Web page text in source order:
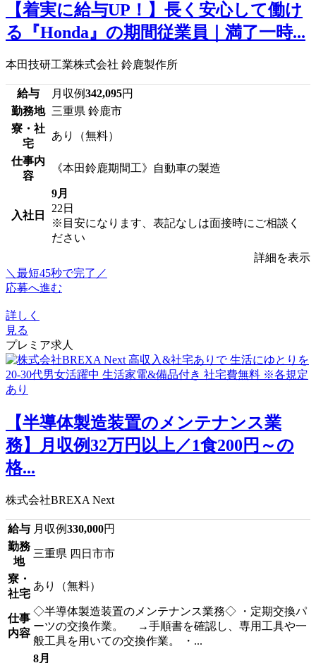
【着実に給与UP！】長く安心して働け
る『Honda』の期間従業員｜満了一時...
本田技研工業株式会社 鈴鹿製作所
給与 月収例342,095円
勤務地 三重県 鈴鹿市
寮・社
宅
あり（無料）
仕事内
容
《本田鈴鹿期間工》自動車の製造
入社日
9月
22日
※目安になります、表記なしは面接時にご相談く
ださい
詳細を表示
＼最短45秒で完了／
応募へ進む
詳しく
見る
プレミア求人
【半導体製造装置のメンテナンス業
務】月収例32万円以上／1食200円～の
格...
株式会社BREXA Next
給与 月収例330,000円
勤務
地
三重県 四日市市
寮・
社宅
あり（無料）
仕事
内容
◇半導体製造装置のメンテナンス業務◇ ・定期交換パ
ーツの交換作業。 →手順書を確認し、専用工具や一
般工具を用いての交換作業。 ・...
8月